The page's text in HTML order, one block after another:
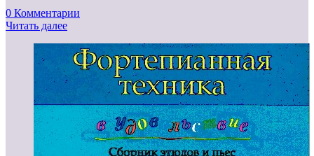
0 Комментарии
Читать далее